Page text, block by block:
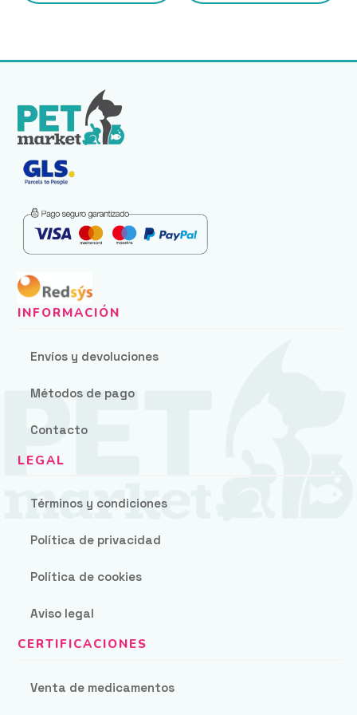
2,20 €
2,20 €
Envíos y devoluciones
Métodos de pago
Contacto
Términos y condiciones
Política de privacidad
Política de cookies
Aviso legal
Venta de medicamentos